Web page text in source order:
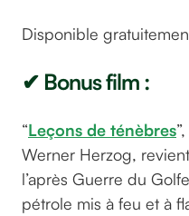
Disponible
✔ Bonus film :
“Leçons de ténèbres
Werner Herzog,
l’après Guerre du
pétrole mis à feu et à